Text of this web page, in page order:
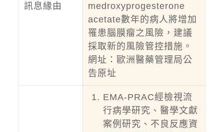
訊息緣由
medroxyprogesterone
acetate數年的病人將增加
罹患腦膜瘤之風險，建議
採取新的風險管控措施。
網址： 歐洲醫藥管理局公
告原址
EMA-PRAC經檢視流
行病學研究、醫學文獻
案例研究、不良反應資